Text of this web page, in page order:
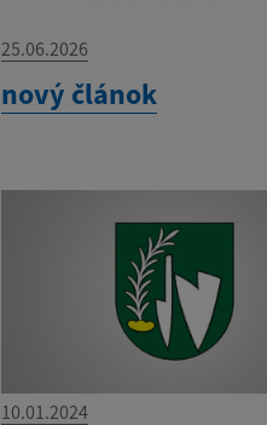
25.06.2026
nový článok
10.01.2024